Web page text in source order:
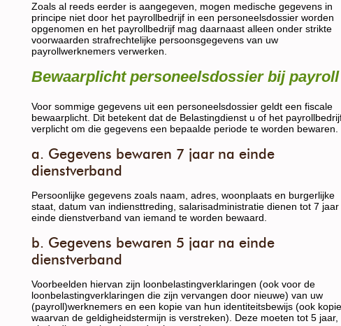
Zoals al reeds eerder is aangegeven, mogen medische gegevens in
principe niet door het payrollbedrijf in een personeelsdossier worden
opgenomen en het payrollbedrijf mag daarnaast alleen onder strikte
voorwaarden strafrechtelijke persoonsgegevens van uw
payrollwerknemers verwerken.
Bewaarplicht personeelsdossier bij payroll
Voor sommige gegevens uit een personeelsdossier geldt een fiscale
bewaarplicht. Dit betekent dat de Belastingdienst u of het
verplicht om die gegevens een bepaalde periode te worden bewaren.
a. Gegevens bewaren 7 jaar na einde
dienstverband
Persoonlijke gegevens zoals naam, adres, woonplaats en burgerlijke
staat, datum van indiensttreding, salarisadministratie dienen tot 7 jaar
einde dienstverband van iemand te worden bewaard.
b. Gegevens bewaren 5 jaar na einde
dienstverband
Voorbeelden hiervan zijn loonbelastingverklaringen (ook voor de
loonbelastingverklaringen die zijn vervangen door nieuwe) van uw
(payroll)werknemers en een kopie van hun identiteitsbewijs (ook
waarvan de geldigheidstermijn is verstreken). Deze moeten tot 5 jaar,